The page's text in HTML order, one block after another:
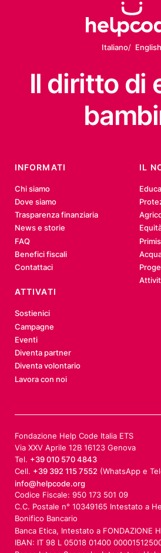
Italiano English
Il diritto di
INFORMATI
Chi siamo
Dove siamo
Trasparenza finanziaria
News e storie
FAQ
Benefici fiscali
Contattaci
IL
ATTIVATI
Sostienici
Campagne
Eventi
Diventa partner
Diventa volontario
Lavora con noi
Fondazione Help Code Italia ETS
Via XXV Aprile 12B 16123 Genova
Tel. +39 010 570 4843
Cell. +39 392 115 7552(WhatsApp e
info@helpcode.org
Codice Fiscale: 950 173 501 09
C.C. Postale n° 10349165 Intestato a
Bonifico Bancario
Banca Etica, Intestato a FONDAZIONE
IBAN: IT 98 L 05018 01400